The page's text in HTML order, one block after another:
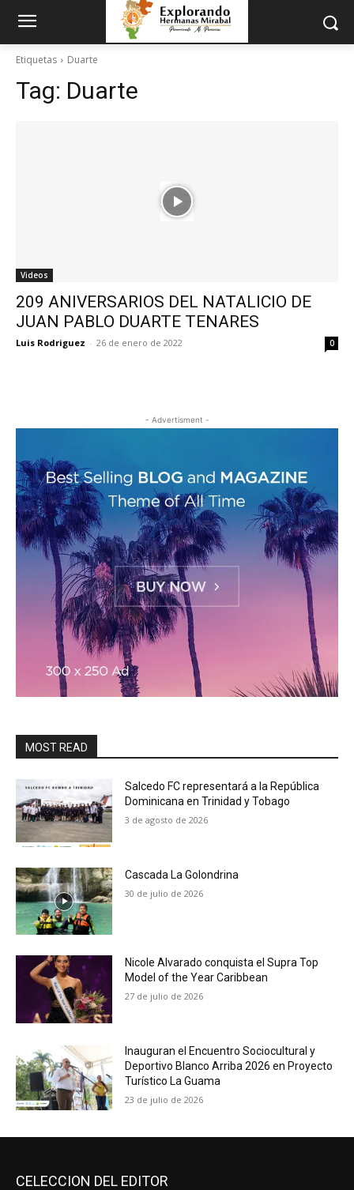
Etiquetas Duarte
Tag: Duarte
Videos
209 ANIVERSARIOS DEL NATALICIO DE
JUAN PABLO DUARTE TENARES
Luis Rodriguez - 26 de enero de 2022 0
- Advertisment -
MOST READ
Salcedo FC representará a la República
Dominicana en Trinidad y Tobago
3 de agosto de 2026
Cascada La Golondrina
30 de julio de 2026
Nicole Alvarado conquista el Supra Top
Model of the Year Caribbean
27 de julio de 2026
Inauguran el Encuentro Sociocultural y
Deportivo Blanco Arriba 2026 en Proyecto
Turístico La Guama
23 de julio de 2026
CELECCION DEL EDITOR